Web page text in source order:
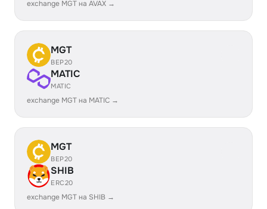
exchange MGT на AVAX →
MGT
BEP20
MATIC
MATIC
exchange MGT на MATIC →
MGT
BEP20
SHIB
ERC20
exchange MGT на SHIB →